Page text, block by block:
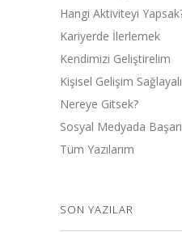
Hangi Aktiviteyi
Kariyerde İlerlemek
Kendimizi Geliştirelim
Kişisel Gelişim
Nereye Gitsek?
Sosyal Medyada Başarı
Tüm Yazılarım
SON YAZILAR